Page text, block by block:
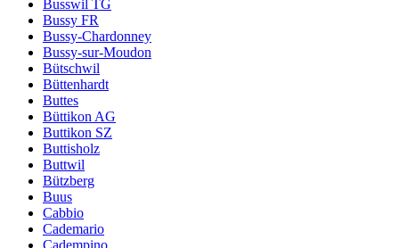
Busswil TG
Bussy FR
Bussy-Chardonney
Bussy-sur-Moudon
Bütschwil
Büttenhardt
Buttes
Büttikon AG
Buttikon SZ
Buttisholz
Buttwil
Bützberg
Buus
Cabbio
Cademario
Cadempino